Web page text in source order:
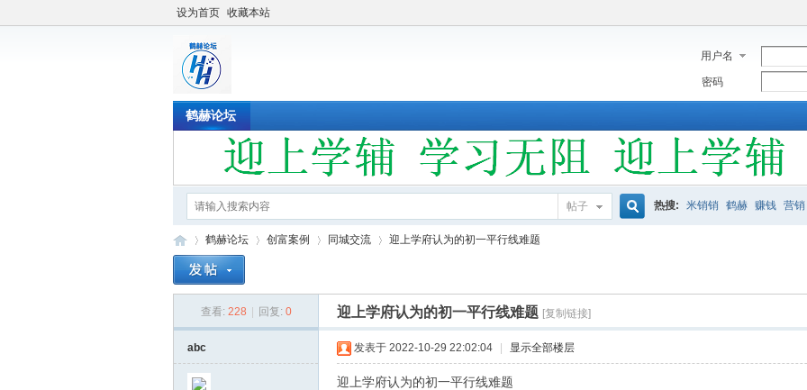
设为首页 收藏本站
用户名
密码
鹤赫论坛
帖子 热搜: 米销销 鹤赫 赚钱 营销
鹤赫论坛 创富案例 同城交流
›
迎上学府认为的初一平行线难题
查看: 228 回复: 0 迎上学府认为的初一平行线难题 [复制链接]
abc 发表于 2022-10-29 22:02:04 显示全部楼层
迎上学府认为的初一平行线难题